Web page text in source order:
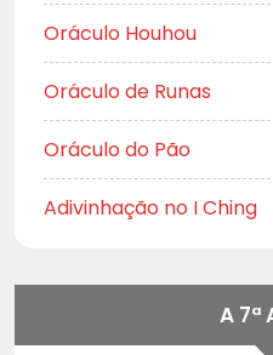
Oráculo Houhou
Oráculo de Runas
Oráculo do Pão
Adivinhação no I Ching
A 7ª